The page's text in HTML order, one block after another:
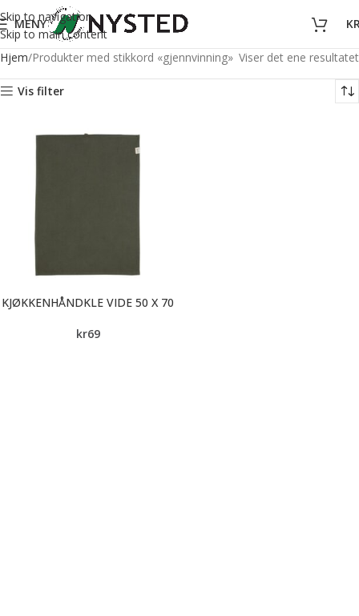
Skip to navigation
Skip to main content
MENY
Hjem Produkter med stikkord «gjennvinning» Viser det ene resultatet
Vis filter
KJØKKENHÅNDKLE VIDE 50 X 70
kr69